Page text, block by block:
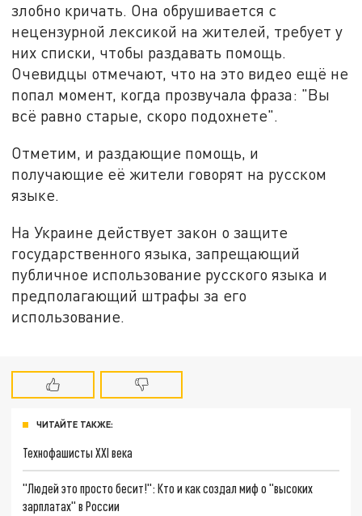
злобно кричать. Она обрушивается с
нецензурной лексикой на жителей, требует у
них списки, чтобы раздавать помощь.
Очевидцы отмечают, что на это видео ещё не
попал момент, когда прозвучала фраза: "Вы
всё равно старые, скоро подохнете".
Отметим, и раздающие помощь, и
получающие её жители говорят на русском
языке.
На Украине действует закон о защите
государственного языка, запрещающий
публичное использование русского языка и
предполагающий штрафы за его
использование.
ЧИТАЙТЕ ТАКЖЕ:
Технофашисты XXI века
"Людей это просто бесит!": Кто и как создал миф о "высоких
зарплатах" в России